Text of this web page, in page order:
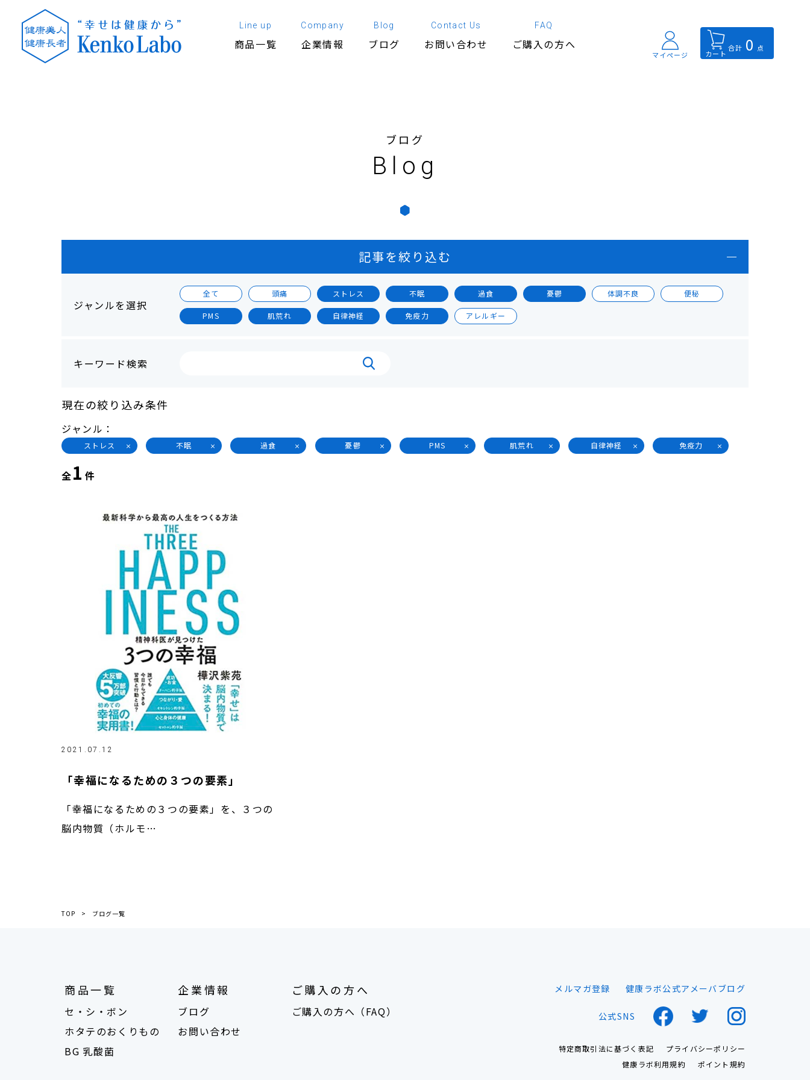
Line up
商品一覧
Company
企業情報
Blog
ブログ
Contact Us
お問い合わせ
FAQ
ご購入の方へ
マイページ カート
合計 0 点
ブログ
Blog
記事を絞り込む
ジャンルを選択
全て 頭痛 ストレス 不眠 過食 憂鬱 体調不良 便秘
PMS 肌荒れ 自律神経 免疫力 アレルギー
キーワード検索
現在の絞り込み条件
ジャンル
ストレス 不眠 過食 憂鬱 PMS 肌荒れ 自律神経 免疫力
全1 件
2021.07.12
「幸福になるための３つの要素」
「幸福になるための３つの要素」を、３つの
脳内物質（ホルモ…
TOP ブログ一覧
商品一覧
セ・シ・ボン
ホタテのおくりもの
BG 乳酸菌
企業情報
ブログ
お問い合わせ
ご購入の方へ
ご購入の方へ（FAQ）
メルマガ登録 健康ラボ公式アメーバブログ
公式SNS
特定商取引法に基づく表記
プライバシーポリシー
健康ラボ利用規約
ポイント規約